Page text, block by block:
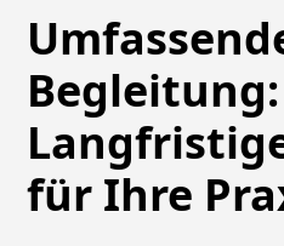
Begleitung:
für Ihre